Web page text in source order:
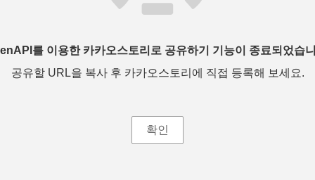
를 이용한 카카오스토리로 공유하기 기능이 종료되었습
공유할 URL을 복사 후 카카오스토리에 직접 등록해 보세요.
확인